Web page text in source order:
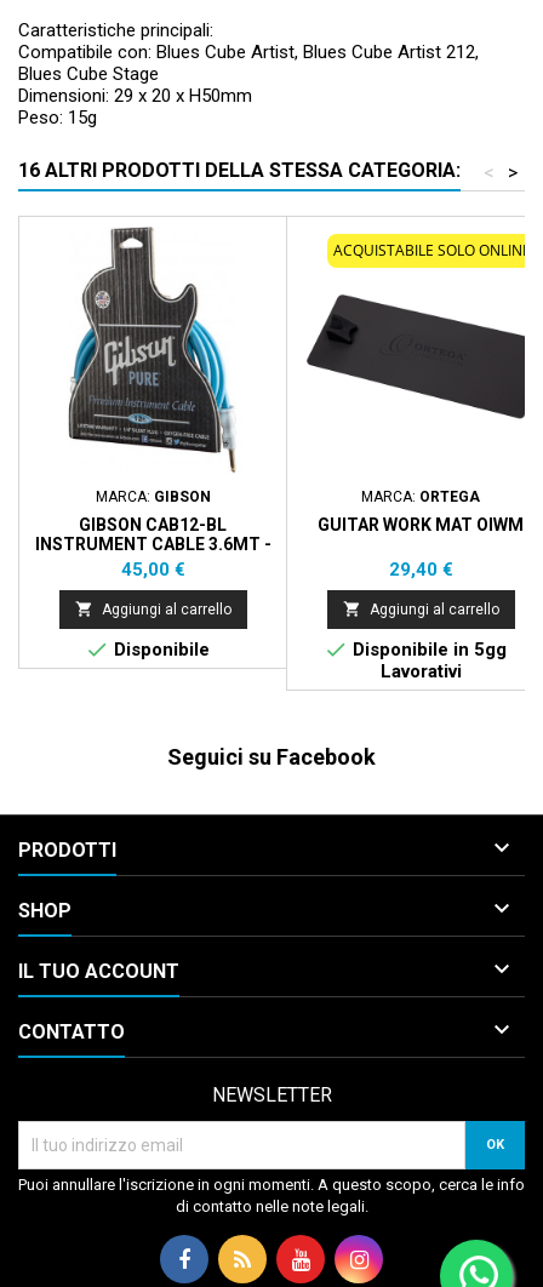
Caratteristiche principali:
Compatibile con: Blues Cube Artist, Blues Cube Artist 212,
Blues Cube Stage
Dimensioni: 29 x 20 x H50mm
Peso: 15g
16 ALTRI PRODOTTI DELLA STESSA CATEGORIA: >
<
MARCA: GIBSON
GIBSON CAB12-BL
INSTRUMENT CABLE 3.6MT -
BLUE
Prezzo
45,00 €
 Aggiungi al carrello
 Disponibile
ACQUISTABILE SOLO ONLINE
MARCA: ORTEGA
GUITAR WORK MAT OIWM
Prezzo
29,40 €
 Aggiungi al carrello
 Disponibile in 5gg
Lavorativi
Seguici su Facebook
PRODOTTI 
SHOP 
IL TUO ACCOUNT 
CONTATTO 
NEWSLETTER
Puoi annullare l'iscrizione in ogni momenti. A questo scopo, cerca le info
di contatto nelle note legali.